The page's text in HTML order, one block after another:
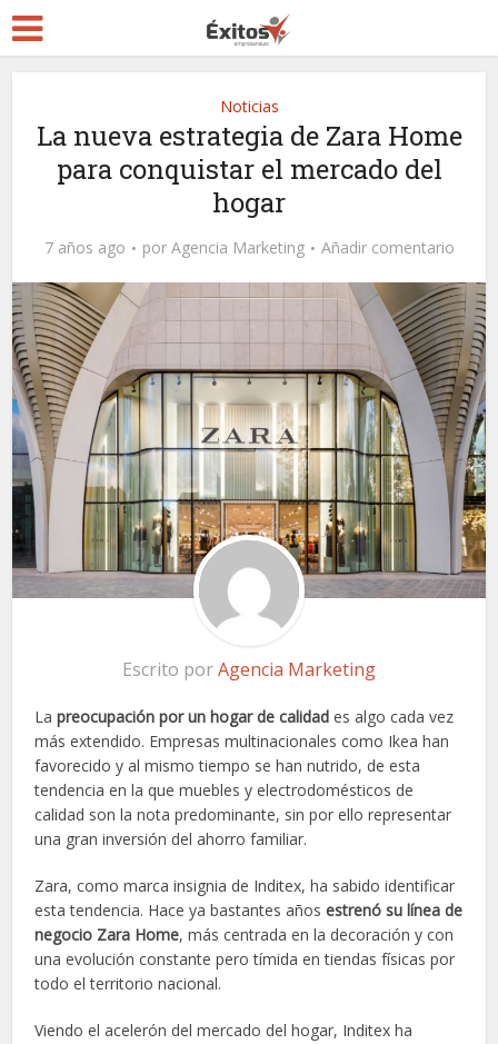
Noticias
La nueva estrategia de Zara Home
para conquistar el mercado del
hogar
7 años ago por Agencia Marketing Añadir comentario
Escrito porAgencia Marketing
Lapreocupación por un hogar de calidad es algo cada vez
más extendido. Empresas multinacionales como Ikea han
favorecido y al mismo tiempo se han nutrido, de esta
tendencia en la que muebles y electrodomésticos de
calidad son la nota predominante, sin por ello representar
una gran inversión del ahorro familiar.
Zara, como marca insignia de Inditex, ha sabido identificar
esta tendencia. Hace ya bastantes añosestrenó su línea de
negocio Zara Home, más centrada en la decoración y con
una evolución constante pero tímida en tiendas físicas por
todo el territorio nacional.
Viendo el acelerón del mercado del hogar, Inditex ha